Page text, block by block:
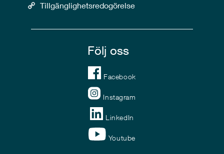
Tillgänglighetsredogörelse
Följ oss
Facebook
Instagram
LinkedIn
Youtube